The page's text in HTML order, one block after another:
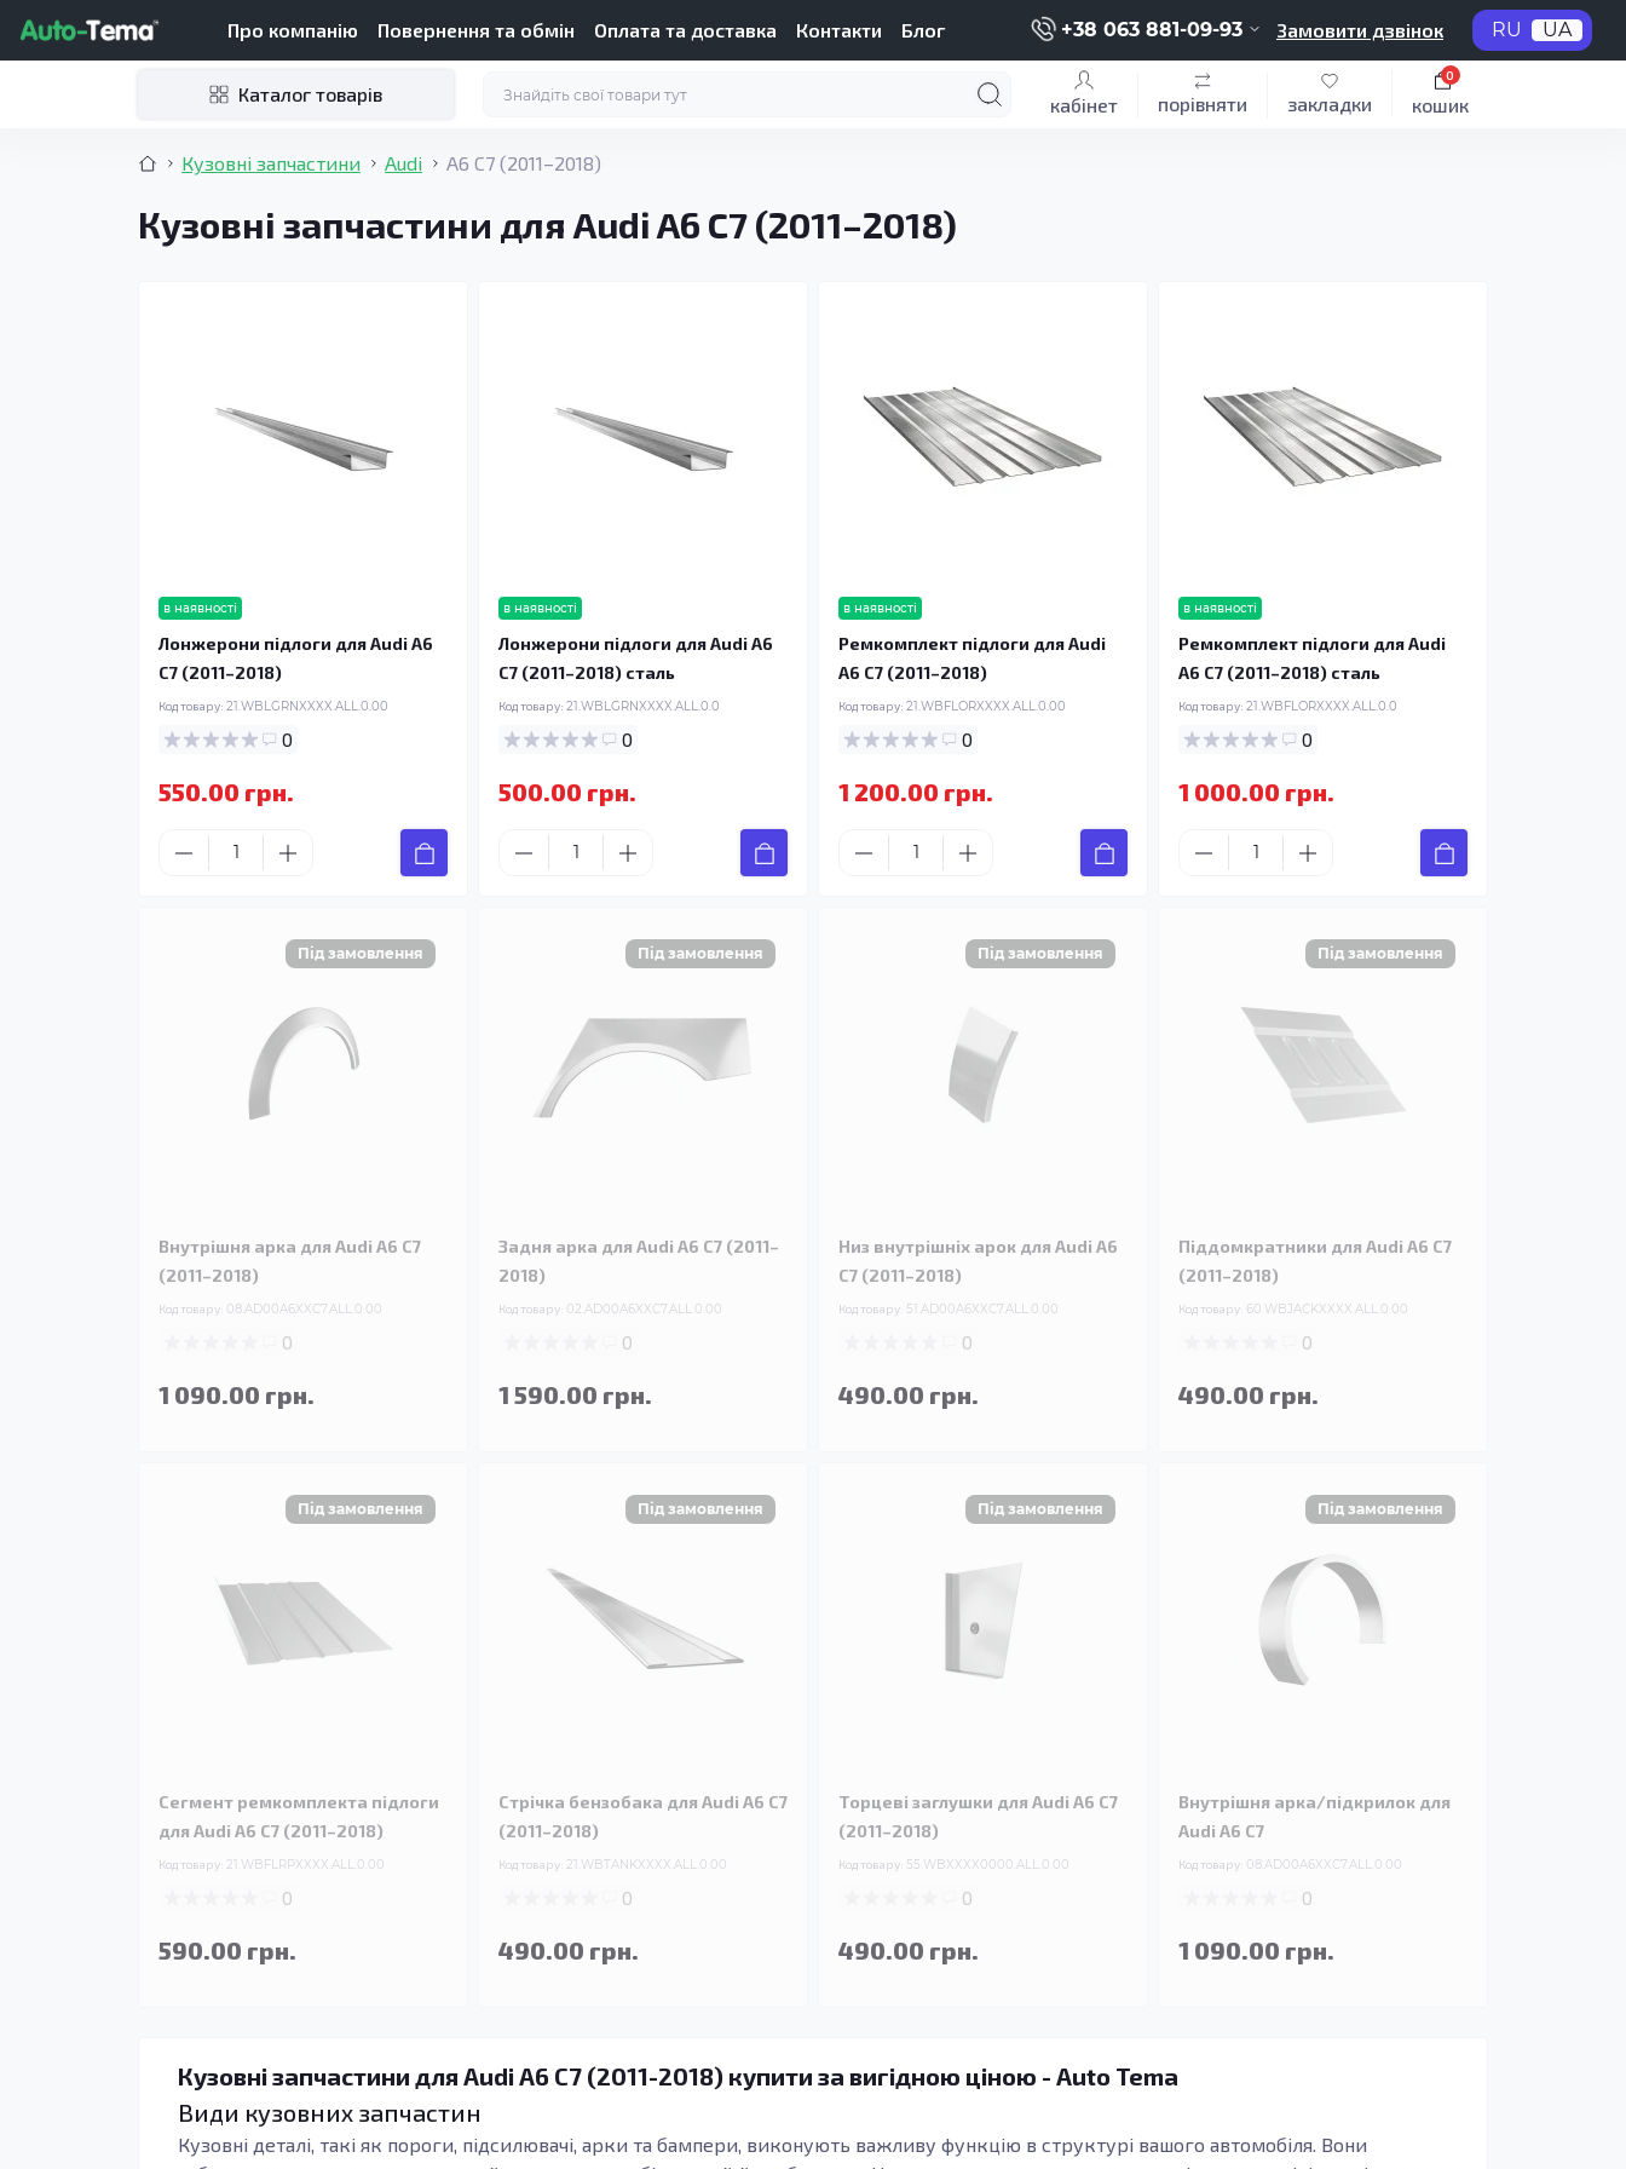
Про компанію Повернення та обмін Оплата та доставка Контакти Блог +38 063 881-09-93 Замовити дзвінок RU UA
Каталог товарів кабінет порівняти закладки кошик
0
Кузовні запчастини Audi A6 C7 (2011–2018)
Кузовні запчастини для Audi A6 C7 (2011–2018)
в наявності
Лонжерони підлоги для Audi A6
C7 (2011–2018)
Код товару: 21.WBLGRNXXXX.ALL.0.00
0
550.00 грн.
в наявності
Лонжерони підлоги для Audi A6
C7 (2011–2018) сталь
Код товару: 21.WBLGRNXXXX.ALL.0.0
0
500.00 грн.
в наявності
Ремкомплект підлоги для Audi
A6 C7 (2011–2018)
Код товару: 21.WBFLORXXXX.ALL.0.00
0
1 200.00 грн.
в наявності
Ремкомплект підлоги для Audi
A6 C7 (2011–2018) сталь
Код товару: 21.WBFLORXXXX.ALL.0.0
0
1 000.00 грн.
Внутрішня арка для Audi A6 C7
(2011–2018)
Код товару: 08.AD00A6XXC7.ALL.0.00
0
1 090.00 грн.
Задня арка для Audi A6 C7 (2011–
2018)
Код товару: 02.AD00A6XXC7.ALL.0.00
0
1 590.00 грн.
Низ внутрішніх арок для Audi A6
C7 (2011–2018)
Код товару: 51.AD00A6XXC7.ALL.0.00
0
490.00 грн.
Піддомкратники для Audi A6 C7
(2011–2018)
Код товару: 60.WBJACKXXXX.ALL.0.00
0
490.00 грн.
Сегмент ремкомплекта підлоги
для Audi A6 C7 (2011–2018)
Код товару: 21.WBFLRPXXXX.ALL.0.00
0
590.00 грн.
Стрічка бензобака для Audi A6 C7
(2011–2018)
Код товару: 21.WBTANKXXXX.ALL.0.00
0
490.00 грн.
Торцеві заглушки для Audi A6 C7
(2011–2018)
Код товару: 55.WBXXXX0000.ALL.0.00
0
490.00 грн.
Внутрішня арка/підкрилок для
Audi A6 C7
Код товару: 08.AD00A6XXC7.ALL.0.00
0
1 090.00 грн.
Кузовні запчастини для Audi A6 C7 (2011-2018) купити за вигідною ціною - Auto Tema
Види кузовних запчастин
Кузовні деталі, такі як пороги, підсилювачі, арки та бампери, виконують важливу функцію в структурі вашого автомобіля. Вони